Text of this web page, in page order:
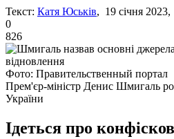
Текст: Катя Юськів, 19 січня 2023,
0
826
Фото: Правительственный портал
Прем'єр-міністр Денис Шмигаль
України
Ідеться про